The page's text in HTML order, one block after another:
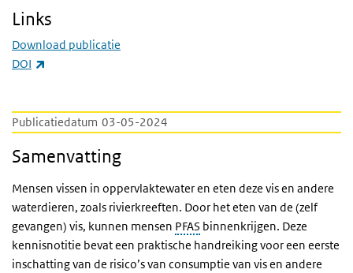
Publicatiedatum 03-05-2024
Samenvatting
Mensen vissen in oppervlaktewater en eten deze vis en andere
waterdieren, zoals rivierkreeften. Door het eten van de (zelf
gevangen) vis, kunnen mensen PFAS binnenkrijgen. Deze
kennisnotitie bevat een praktische handreiking voor een eerste
inschatting van de risico’s van consumptie van vis en andere
Links
Download publicatie
DOI